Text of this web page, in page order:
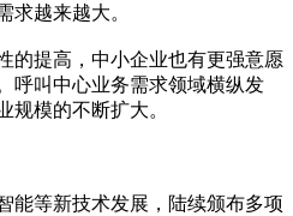
求越来越大。
的提高，中小企业也有更强意愿
呼叫中心业务需求领域横纵发
规模的不断扩大。
能等新技术发展，陆续颁布多项